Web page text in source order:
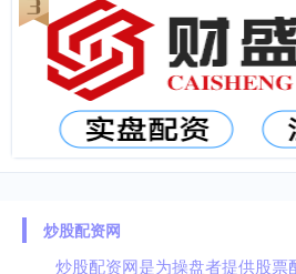
炒股配资网
炒股配资网是为操盘者提供股票